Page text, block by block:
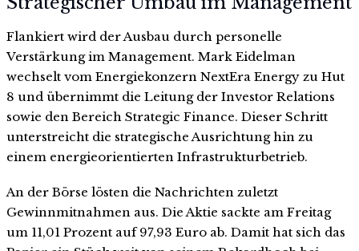
Flankiert wird der Ausbau durch personelle
Verstärkung im Management. Mark Eidelman
wechselt vom Energiekonzern NextEra Energy zu Hut
8 und übernimmt die Leitung der Investor Relations
sowie den Bereich Strategic Finance. Dieser Schritt
unterstreicht die strategische Ausrichtung hin zu
einem energieorientierten Infrastrukturbetrieb.
An der Börse lösten die Nachrichten zuletzt
Gewinnmitnahmen aus. Die Aktie sackte am Freitag
um 11,01 Prozent auf 97,93 Euro ab. Damit hat sich das